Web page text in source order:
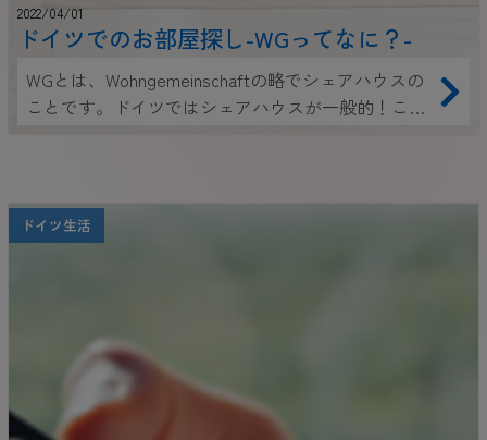
2022/04/01
ドイツでのお部屋探し-WGってなに？-
WGとは、Wohngemeinschaftの略でシェアハウスの
ことです。ドイツではシェアハウスが一般的！これ
ドイツ生活